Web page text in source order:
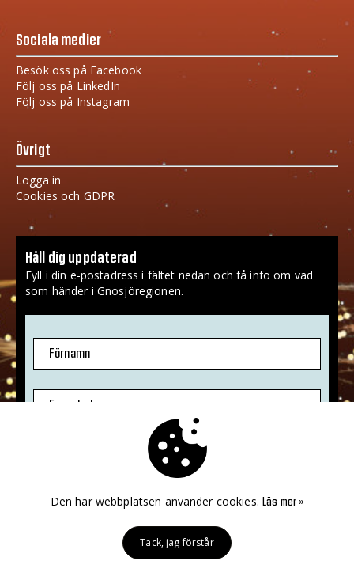
Sociala medier
Besök oss på Facebook
Följ oss på LinkedIn
Följ oss på Instagram
Övrigt
Logga in
Cookies och GDPR
Håll dig uppdaterad
Fyll i din e-postadress i fältet nedan och få info om vad
som händer i Gnosjöregionen.
Förnamn
E-postadress
Jag godkänner att mina uppgifter sparas.
PRENUMERERA!
Den här webbplatsen använder cookies.Läs mer »
Tack, jag förstår